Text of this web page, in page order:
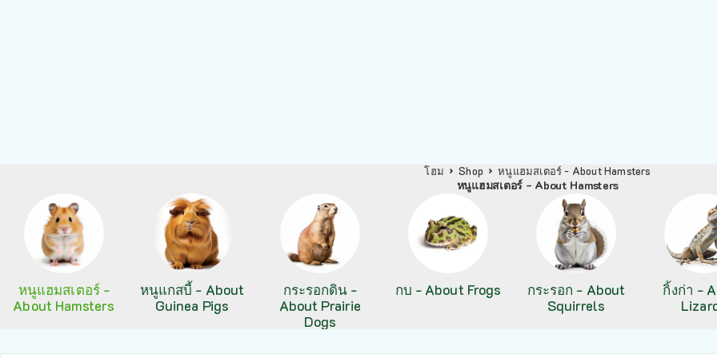
โฮม Shop หนูแฮมสเตอร์ - About Hamsters
หนูแฮมสเตอร์ - About Hamsters
หนูแฮมสเตอร์ -
About Hamsters
หนูแกสบี้ - About
Guinea Pigs
กระรอกดิน -
About Prairie
Dogs
กบ - About Frogs
กระรอก - About
Squirrels
กิ้งก่า -